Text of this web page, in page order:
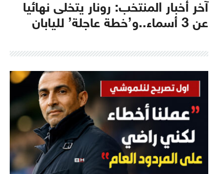
آخر أخبار المنتخب: رونار يتخلى نهائيا
عن 3 أسماء..و’خطة عاجلة’ لليابان